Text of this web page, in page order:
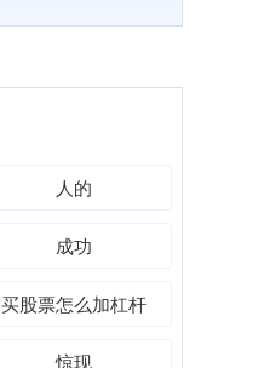
人的
成功
买股票怎么加杠杆
惊现